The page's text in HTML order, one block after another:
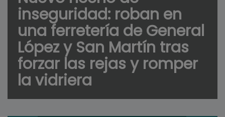
inseguridad: roban en
una ferretería de General
López y San Martín tras
forzar las rejas y romper
la vidriera